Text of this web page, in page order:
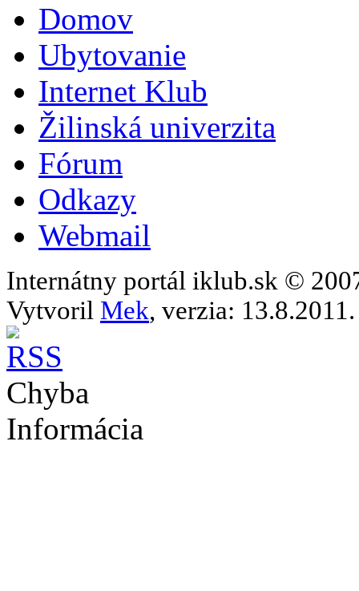
Domov
Ubytovanie
Internet Klub
Žilinská univerzita
Fórum
Odkazy
Webmail
Internátny portál iklub.sk ©
Vytvoril Mek, verzia: 13.8.2011.
Chyba
Informácia